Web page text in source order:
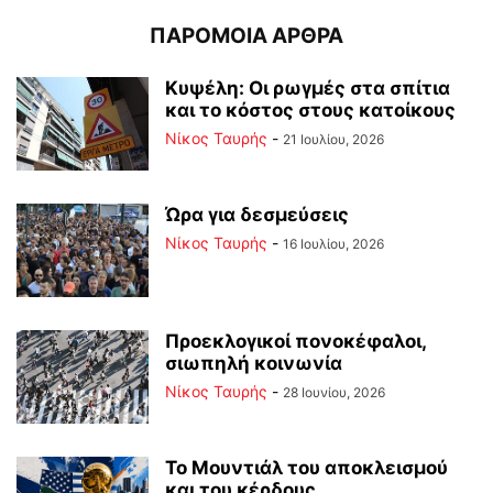
ΠΑΡΟΜΟΙΑ ΑΡΘΡΑ
Κυψέλη: Οι ρωγμές στα σπίτια
και το κόστος στους κατοίκους
Νίκος Ταυρής - 21 Ιουλίου, 2026
Ώρα για δεσμεύσεις
Νίκος Ταυρής - 16 Ιουλίου, 2026
Προεκλογικοί πονοκέφαλοι,
σιωπηλή κοινωνία
Νίκος Ταυρής - 28 Ιουνίου, 2026
Το Μουντιάλ του αποκλεισμού